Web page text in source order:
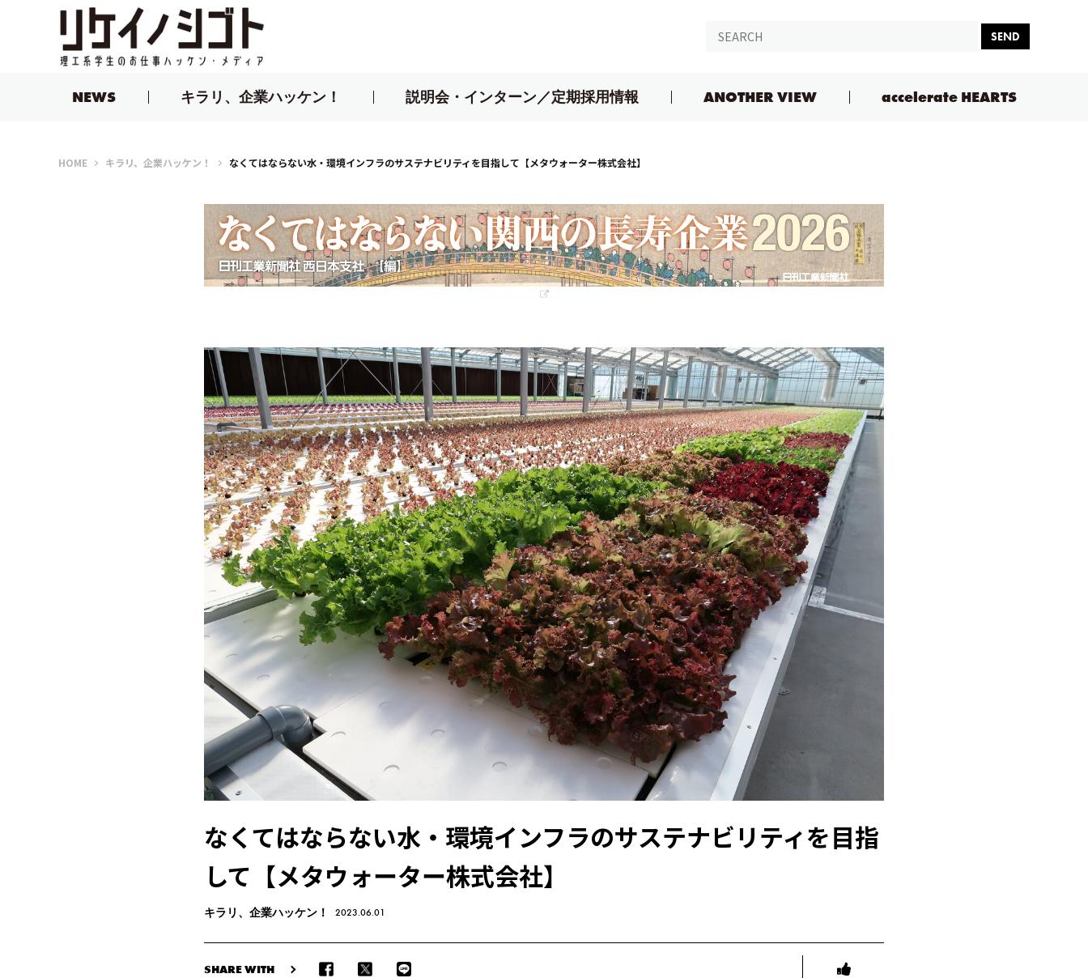
SEND
NEWS キラリ、企業ハッケン！ 説明会・インターン／定期採用情報 ANOTHER VIEW accelerate HEARTS
HOMEリケイノシゴト
キラリ、企業ハッケン！ なくてはならない水・環境インフラのサステナビリティを目指して【メタウォーター株式会社】
なくてはならない水・環境インフラのサステナビリティを目指
して【メタウォーター株式会社】
キラリ、企業ハッケン！ 2023.06.01
SHARE WITH